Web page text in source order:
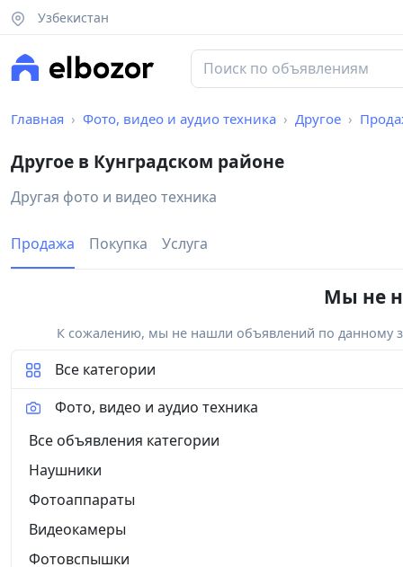
Узбекистан
Главная Фото, видео и аудио техника Другое
Другое в Кунградском районе
Другая фото и видео техника
Продажа Покупка Услуга
Мы не
К сожалению, мы не нашли объявлений по данному
Все категории
Фото, видео и аудио техника
Все объявления категории
Наушники
Фотоаппараты
Видеокамеры
Фотовспышки